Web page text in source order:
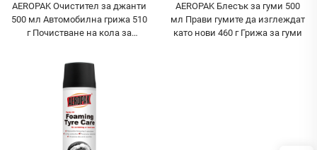
AEROPAK Очистител за джанти
500 мл Автомобилна грижа 510
г Почистване на кола за
AEROPAK Блесък за гуми 500
мл Прави гумите да изглеждат
като нови 460 г Грижа за гуми